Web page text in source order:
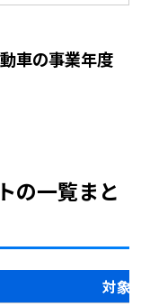
車の事業年度
の一覧まと
対象